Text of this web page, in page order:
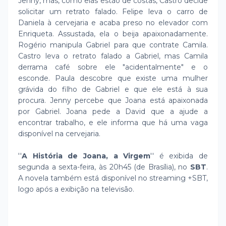
solicitar um retrato falado. Felipe leva o carro de
Daniela à cervejaria e acaba preso no elevador com
Enriqueta. Assustada, ela o beija apaixonadamente.
Rogério manipula Gabriel para que contrate Camila.
Castro leva o retrato falado a Gabriel, mas Camila
derrama café sobre ele "acidentalmente" e o
esconde. Paula descobre que existe uma mulher
grávida do filho de Gabriel e que ele está à sua
procura. Jenny percebe que Joana está apaixonada
por Gabriel. Joana pede a David que a ajude a
encontrar trabalho, e ele informa que há uma vaga
disponível na cervejaria.
''A História de Joana, a Virgem'' é exibida de
segunda a sexta-feira, às 20h45 (de Brasília), no SBT.
A novela também está disponível no streaming +SBT,
logo após a exibição na televisão.